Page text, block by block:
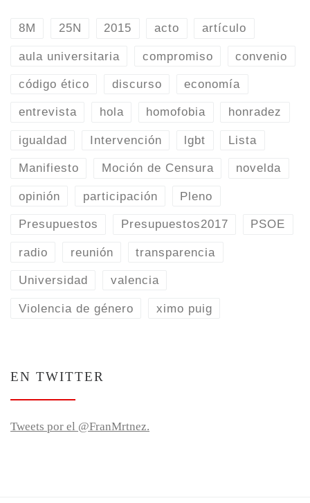
8M 25N 2015 acto artículo
aula universitaria compromiso convenio
código ético discurso economía
entrevista hola homofobia honradez
igualdad Intervención lgbt Lista
Manifiesto Moción de Censura novelda
opinión participación Pleno
Presupuestos Presupuestos2017 PSOE
radio reunión transparencia
Universidad valencia
Violencia de género ximo puig
EN TWITTER
Tweets por el @FranMrtnez.